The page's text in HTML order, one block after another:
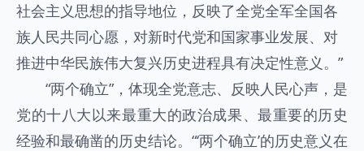
社会主义思想的指导地位，反映了全党全军全国各
族人民共同心愿，对新时代党和国家事业发展、对
推进中华民族伟大复兴历史进程具有决定性意义。”
“两个确立”，体现全党意志、反映人民心声，是
党的十八大以来最重大的政治成果、最重要的历史
经验和最确凿的历史结论。“‘两个确立’的历史意义在